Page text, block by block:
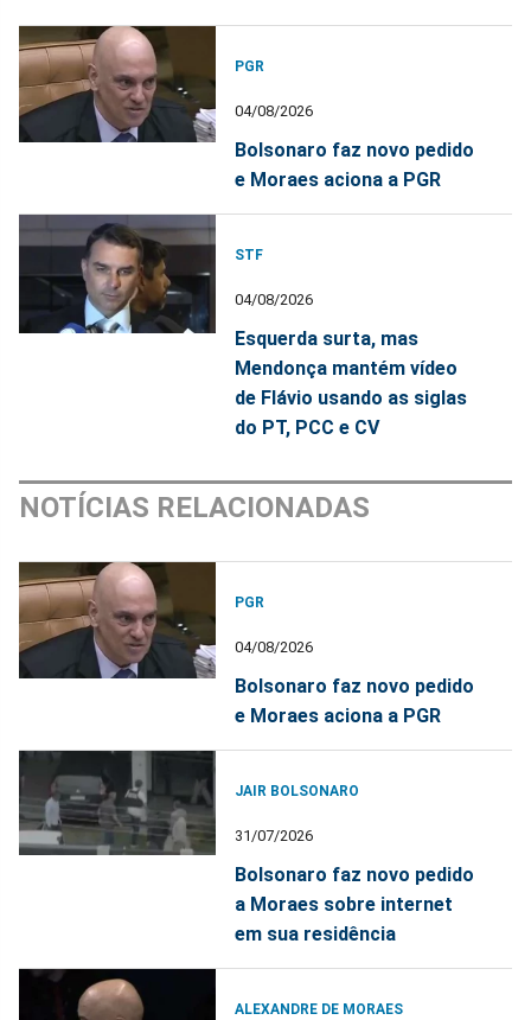
PGR
04/08/2026
Bolsonaro faz novo pedido
e Moraes aciona a PGR
STF
04/08/2026
Esquerda surta, mas
Mendonça mantém vídeo
de Flávio usando as siglas
do PT, PCC e CV
NOTÍCIAS RELACIONADAS
PGR
04/08/2026
Bolsonaro faz novo pedido
e Moraes aciona a PGR
JAIR BOLSONARO
31/07/2026
Bolsonaro faz novo pedido
a Moraes sobre internet
em sua residência
ALEXANDRE DE MORAES